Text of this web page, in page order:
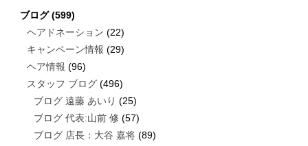
ブログ(599)
ヘアドネーション (22)
キャンペーン情報 (29)
ヘア情報 (96)
スタッフ ブログ(496)
ブログ 遠藤 あいり (25)
ブログ 代表:山前 修 (57)
ブログ 店長：大谷 嘉将(89)